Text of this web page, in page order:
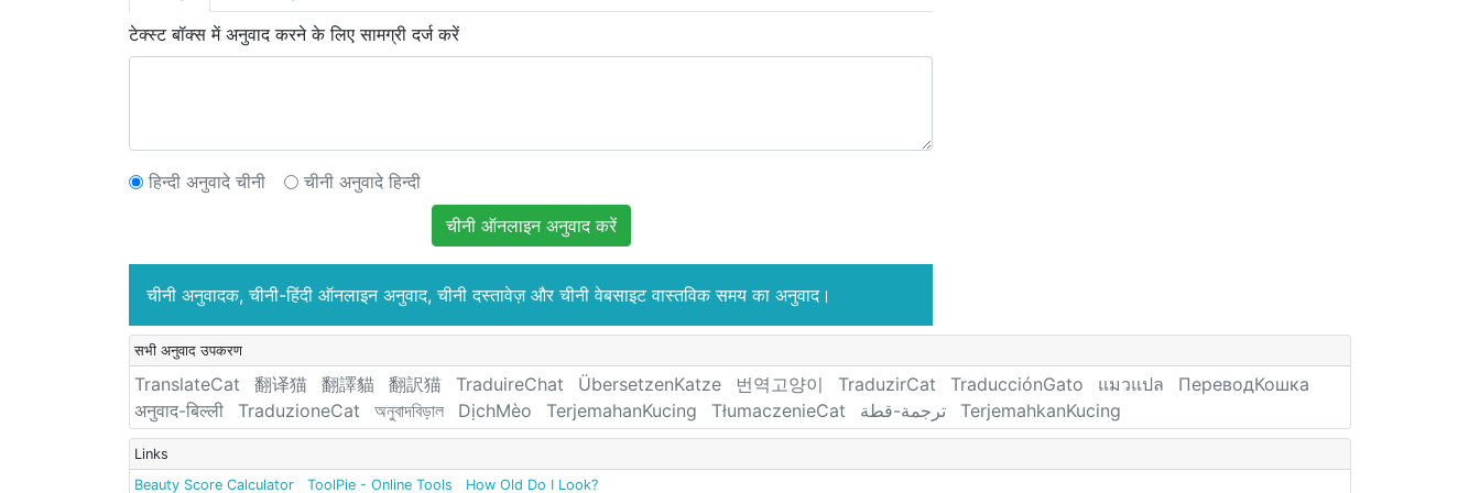
टेक्स्ट बॉक्स में अनुवाद करने के लिए सामग्री दर्ज करें
हिन्दी अनुवादे चीनी
चीनी अनुवादे हिन्दी
चीनी ऑनलाइन अनुवाद करें
चीनी अनुवादक, चीनी-हिंदी ऑनलाइन अनुवाद, चीनी दस्तावेज़ और चीनी वेबसाइट वास्तविक समय का अनुवाद।
सभी अनुवाद उपकरण
TranslateCat 翻译猫 翻譯貓 翻訳猫 TraduireChat ÜbersetzenKatze 번역고양이 TraduzirCat TraducciónGato แมวแปล
ПереводКошка
अनुवाद-बिल्ली
TraduzioneCat অনুবাদবিড়াল DịchMèo TerjemahanKucing TłumaczenieCat ترجمة-قطة TerjemahkanKucing
Links
Beauty Score Calculator
ToolPie - Online Tools How Old Do I Look?